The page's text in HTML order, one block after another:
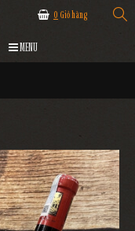
0 Giỏ hàng
MENU